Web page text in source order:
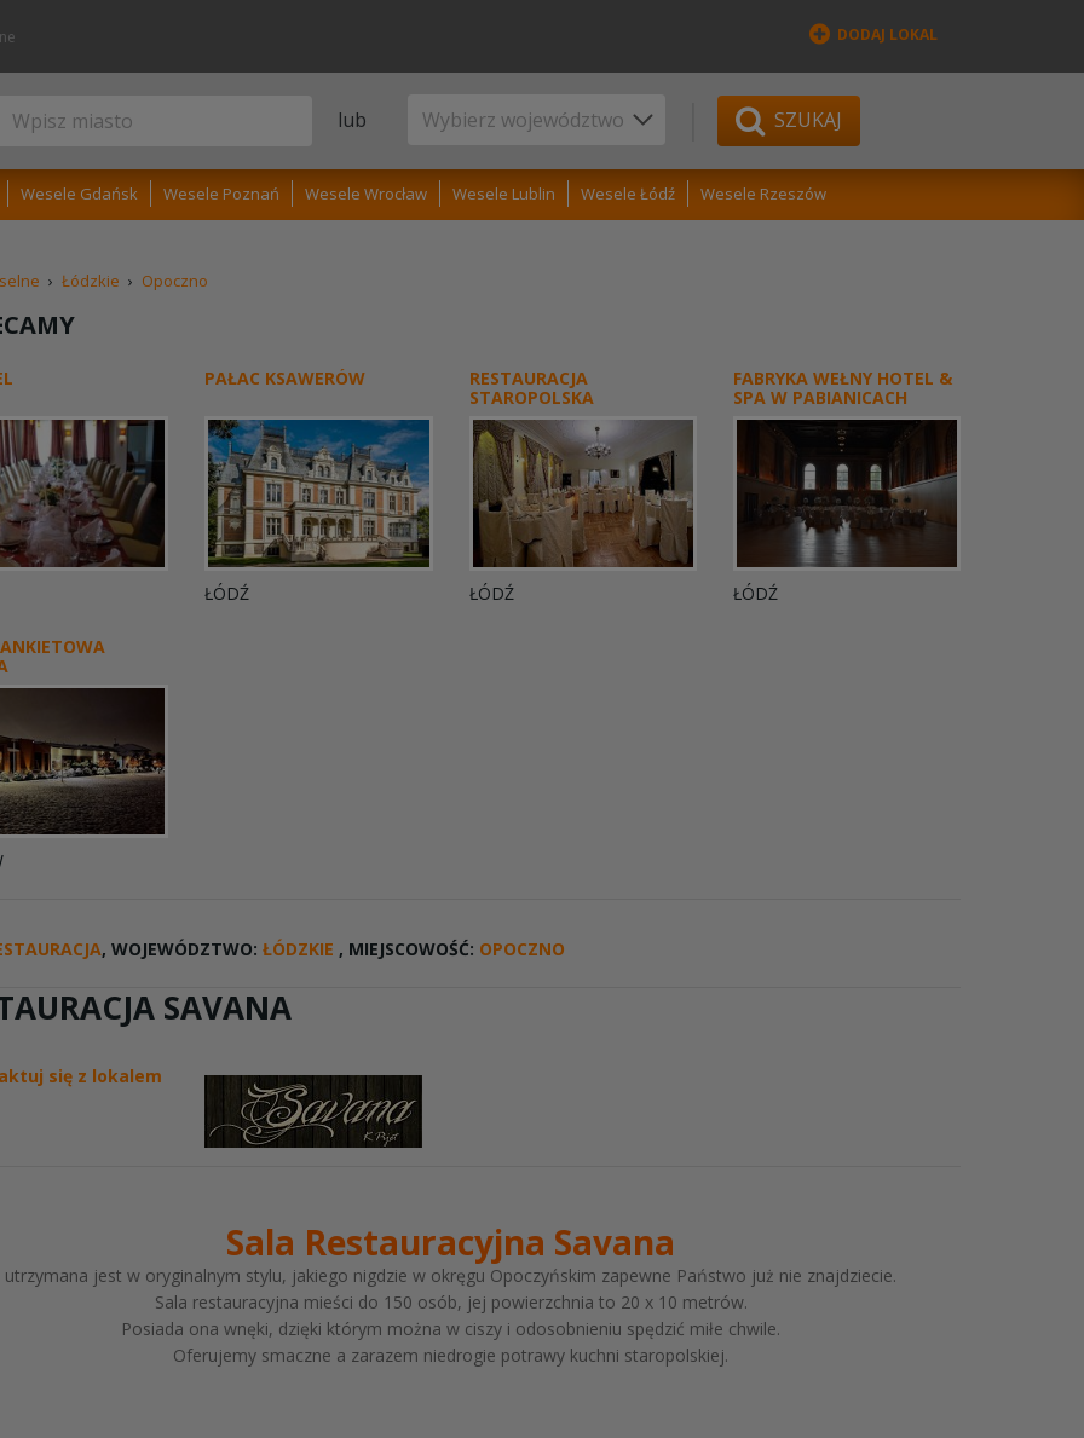
DODAJ LOKAL
lub SZUKAJ
Wesele Gdańsk Wesele Poznań Wesele Wrocław Wesele Lublin Wesele Łódź Wesele Rzeszów
› Łódzkie › Opoczno
PAŁAC KSAWERÓW
ŁÓDŹ
RESTAURACJA
STAROPOLSKA
SOPLICOWO
ŁÓDŹ
FABRYKA WEŁNY HOTEL &
SPA W PABIANICACH
ŁÓDŹ
, WOJEWÓDZTWO: ŁÓDZKIE , MIEJSCOWOŚĆ: OPOCZNO
SAVANA
się z lokalem
Sala Restauracyjna Savana
utrzymana jest w oryginalnym stylu, jakiego nigdzie w okręgu Opoczyńskim zapewne Państwo już nie znajdziecie.
Sala restauracyjna mieści do 150 osób, jej powierzchnia to 20 x 10 metrów.
Posiada ona wnęki, dzięki którym można w ciszy i odosobnieniu spędzić miłe chwile.
Oferujemy smaczne a zarazem niedrogie potrawy kuchni staropolskiej.